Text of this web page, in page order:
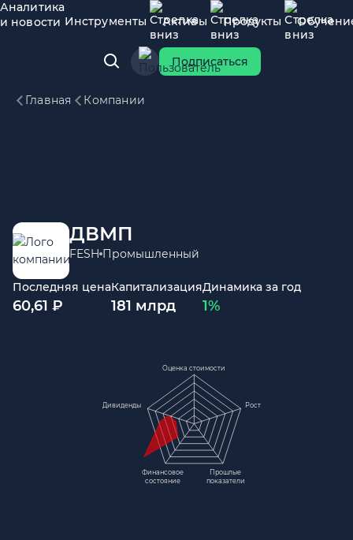
Аналитика
и новости Инструменты Активы Продукты
Подписаться
Главная Компании
ДВМП
FESH Промышленный
Последняя цена
60,61 ₽
Капитализация
181 млрд
Динамика за год
1%
Оценка стоимости
Рост
Прошлые
показатели
Финансовое
состояние
Дивиденды